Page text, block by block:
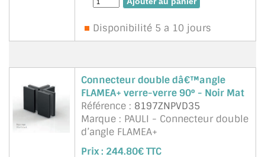
Disponibilité 5 a 10 jours
Connecteur double dâ€™angle
FLAMEA+ verre-verre 90° - Noir Mat
Référence : 8197ZNPVD35
Marque : PAULI - Connecteur double
d’angle FLAMEA+
Verre-verre 90°
Prix : 244.80€ TTC